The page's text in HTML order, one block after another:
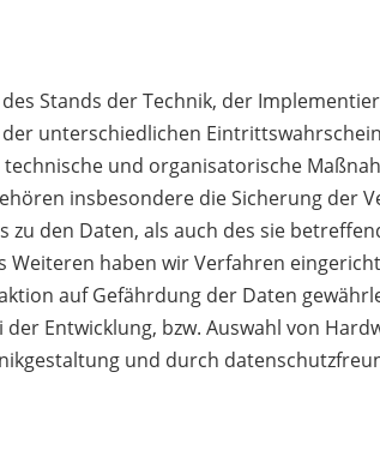
Stands der Technik, der
unterschiedlichen
und organisatorische
insbesondere die Sicherung der
den Daten, als auch des sie
haben wir Verfahren
auf Gefährdung der Daten
Entwicklung, bzw. Auswahl von
und durch